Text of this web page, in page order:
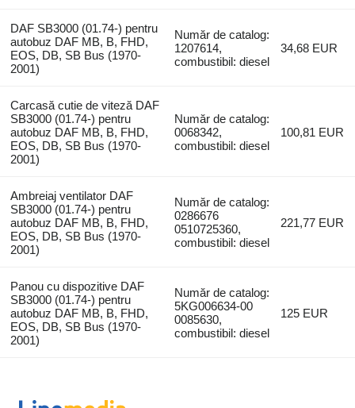
DAF SB3000 (01.74-) pentru
autobuz DAF MB, B, FHD,
EOS, DB, SB Bus (1970-
2001)
Număr de catalog:
1207614,
combustibil: diesel
34,68 EUR
Carcasă cutie de viteză DAF
SB3000 (01.74-) pentru
autobuz DAF MB, B, FHD,
EOS, DB, SB Bus (1970-
2001)
Număr de catalog:
0068342,
combustibil: diesel
100,81 EUR
Ambreiaj ventilator DAF
SB3000 (01.74-) pentru
autobuz DAF MB, B, FHD,
EOS, DB, SB Bus (1970-
2001)
Număr de catalog:
0286676
0510725360,
combustibil: diesel
221,77 EUR
Panou cu dispozitive DAF
SB3000 (01.74-) pentru
autobuz DAF MB, B, FHD,
EOS, DB, SB Bus (1970-
2001)
Număr de catalog:
5KG006634-00
0085630,
combustibil: diesel
125 EUR